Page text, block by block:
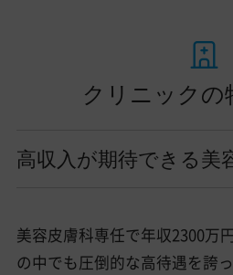
クリニックの
高収入が期待できる美
美容皮膚科専任で年収2300万
の中でも圧倒的な高待遇を誇